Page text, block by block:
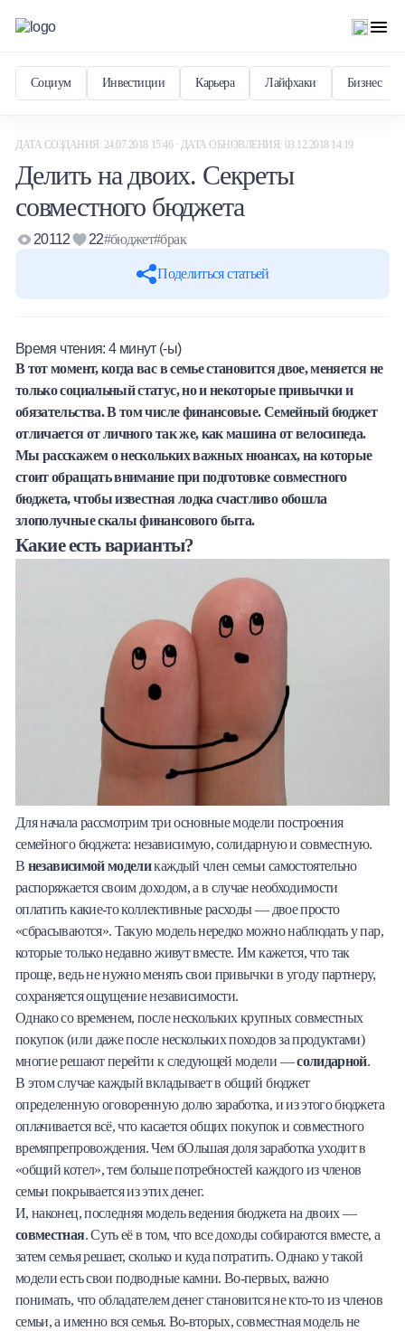
Социум Инвестиции Карьера Лайфхаки Бизнес
Халва
Онлайн-обменник
Премиальный сервис Prime Line
Мобильный банк MOBY
Потребительский кредит
Карта КАКТУС
Продукты для Бизнеса
ДАТА СОЗДАНИЯ: 24.07.2018 15:46 · ДАТА ОБНОВЛЕНИЯ: 03.12.2018 14:19
Делить на двоих. Секреты
совместного бюджета
Поделиться статьей
20112 22#бюджет#брак
Время чтения:4 минут (-ы)
В тот момент, когда вас в семье становится двое, меняется не
только социальный статус, но и некоторые привычки и
обязательства. В том числе финансовые. Семейный бюджет
отличается от личного так же, как машина от велосипеда.
Мы расскажем о нескольких важных нюансах, на которые
стоит обращать внимание при подготовке совместного
бюджета, чтобы известная лодка счастливо обошла
злополучные скалы финансового быта.
Какие есть варианты?
Для начала рассмотрим три основные модели построения
семейного бюджета: независимую, солидарную и совместную.
В независимой моделикаждый член семьи самостоятельно
распоряжается своим доходом, а в случае необходимости
оплатить какие-то коллективные расходы — двое просто
«сбрасываются». Такую модель нередко можно наблюдать у пар,
которые только недавно живут вместе. Им кажется, что так
проще, ведь не нужно менять свои привычки в угоду партнеру,
сохраняется ощущение независимости.
Однако со временем, после нескольких крупных совместных
покупок (или даже после нескольких походов за продуктами)
многие решают перейти к следующей модели —солидарной.
В этом случае каждый вкладывает в общий бюджет
определенную оговоренную долю заработка, и из этого бюджета
оплачивается всё, что касается общих покупок и совместного
времяпрепровождения. Чем бОльшая доля заработка уходит в
«общий котел», тем больше потребностей каждого из членов
семьи покрывается из этих денег.
И, наконец, последняя модель ведения бюджета на двоих —
совместная. Суть её в том, что все доходы собираются вместе, а
затем семья решает, сколько и куда потратить. Однако у такой
модели есть свои подводные камни. Во-первых, важно
понимать, что обладателем денег становится не кто-то из членов
семьи, а именно вся семья. Во-вторых, совместная модель не